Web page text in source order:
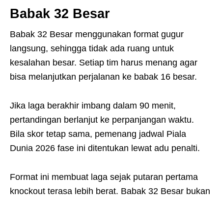
Babak 32 Besar
Babak 32 Besar menggunakan format gugur
langsung, sehingga tidak ada ruang untuk
kesalahan besar. Setiap tim harus menang agar
bisa melanjutkan perjalanan ke babak 16 besar.
Jika laga berakhir imbang dalam 90 menit,
pertandingan berlanjut ke perpanjangan waktu.
Bila skor tetap sama, pemenang jadwal Piala
Dunia 2026 fase ini ditentukan lewat adu penalti.
Format ini membuat laga sejak putaran pertama
knockout terasa lebih berat. Babak 32 Besar bukan